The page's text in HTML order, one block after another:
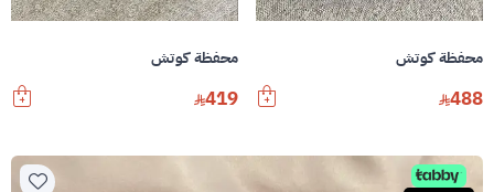
محفظة كوتش
488
محفظة كوتش
419